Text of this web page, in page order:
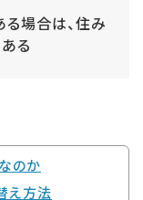
場合は、住み
る
のか
え方法